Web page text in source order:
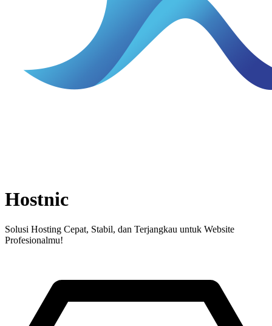
Hostnic
Solusi Hosting Cepat, Stabil, dan Terjangkau untuk Website
Profesionalmu!